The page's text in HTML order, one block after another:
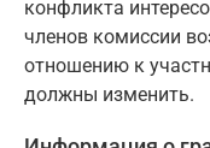
конфликта
членов комиссии
отношению к
должны изменить.